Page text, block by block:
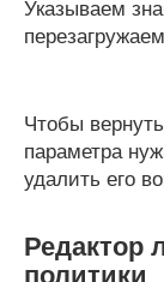
Указываем
Чтобы
параметра
удалить его
Редактор
политики